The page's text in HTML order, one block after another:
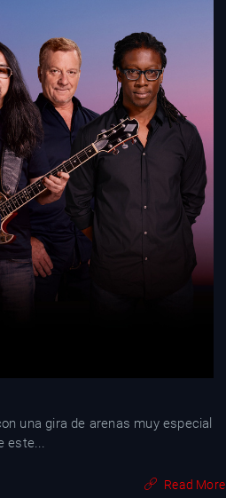
una gira de arenas muy especial
este...
Read More